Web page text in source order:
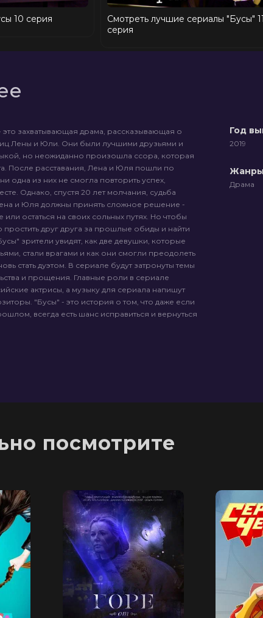
10 серия
Смотреть лучшие сериалы "Бусы" 11
серия
захватывающая драма, рассказывающая о
Лены и Юли. Они были лучшими друзьями и
но неожиданно произошла ссора, которая
После расставания, Лена и Юля пошли по
одна из них не смогла повторить успех,
Однако, спустя 20 лет молчания, судьба
и Юля должны принять сложное решение -
или остаться на своих сольных путях. Но чтобы
друг друга за прошлые обиды и найти
зрители увидят, как две девушки, которые
стали врагами и как они смогли преодолеть
стать дуэтом. В сериале будут затронуты темы
и прощения. Главные роли в сериале
актрисы, а музыку для сериала напишут
"Бусы" - это история о том, что даже если
всегда есть шанс исправиться и вернуться
Год
2019
Жанры
Драма
посмотрите